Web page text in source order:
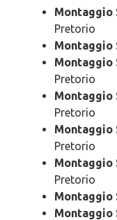
Montaggio
Pretorio
Montaggio
Montaggio
Pretorio
Montaggio
Pretorio
Montaggio
Pretorio
Pretorio
Montaggio
Montaggio